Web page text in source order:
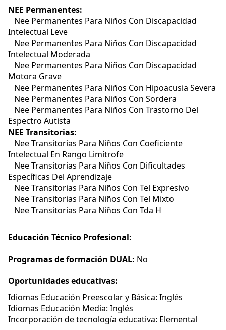
NEE Permanentes:
Nee Permanentes Para Niños Con Discapacidad
Intelectual Leve
Nee Permanentes Para Niños Con Discapacidad
Intelectual Moderada
Nee Permanentes Para Niños Con Discapacidad
Motora Grave
Nee Permanentes Para Niños Con Hipoacusia Severa
Nee Permanentes Para Niños Con Sordera
Nee Permanentes Para Niños Con Trastorno Del
Espectro Autista
NEE Transitorias:
Nee Transitorias Para Niños Con Coeficiente
Intelectual En Rango Limítrofe
Nee Transitorias Para Niños Con Dificultades
Específicas Del Aprendizaje
Nee Transitorias Para Niños Con Tel Expresivo
Nee Transitorias Para Niños Con Tel Mixto
Nee Transitorias Para Niños Con Tda H
Educación Técnico Profesional:
Programas de formación DUAL: No
Oportunidades educativas:
Idiomas Educación Preescolar y Básica: Inglés
Idiomas Educación Media: Inglés
Incorporación de tecnología educativa: Elemental